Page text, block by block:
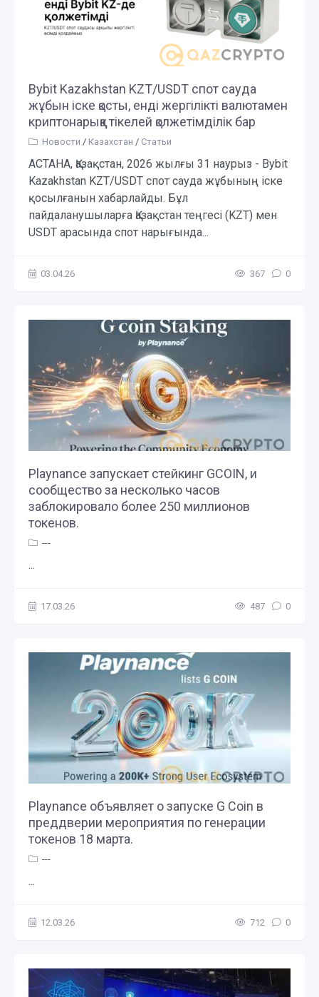
Bybit Kazakhstan KZT/USDT спот сауда
жұбын іске қосты, енді жергілікті валютамен
криптонарыққа тікелей қолжетімділік бар
Новости / Казахстан / Статьи
АСТАНА, Қазақстан, 2026 жылғы 31 наурыз - Bybit
Kazakhstan KZT/USDT спот сауда жұбының іске
қосылғанын хабарлайды. Бұл
пайдаланушыларға Қазақстан теңгесі (KZT) мен
USDT арасында спот нарығында...
03.04.26 367 0
Playnance запускает стейкинг GCOIN, и
сообщество за несколько часов
заблокировало более 250 миллионов
токенов.
---
...
17.03.26 487 0
Playnance объявляет о запуске G Coin в
преддверии мероприятия по генерации
токенов 18 марта.
---
...
12.03.26 712 0